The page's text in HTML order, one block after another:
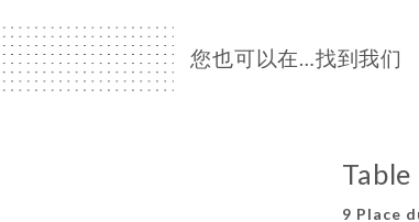
您也可以在…找到我们
9 Place